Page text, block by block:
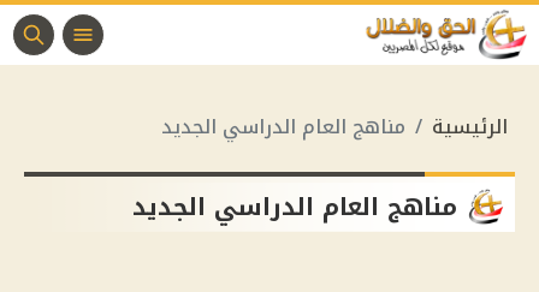
الرئيسية مناهج العام الدراسي الجديد
مناهج العام الدراسي الجديد